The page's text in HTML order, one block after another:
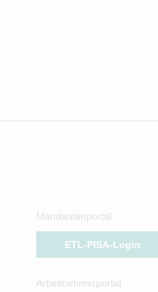
Mandantenportal
ETL-PISA-Login
Arbeitnehmerportal